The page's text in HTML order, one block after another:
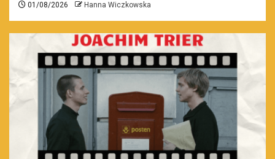
01/08/2026 Hanna Wiczkowska